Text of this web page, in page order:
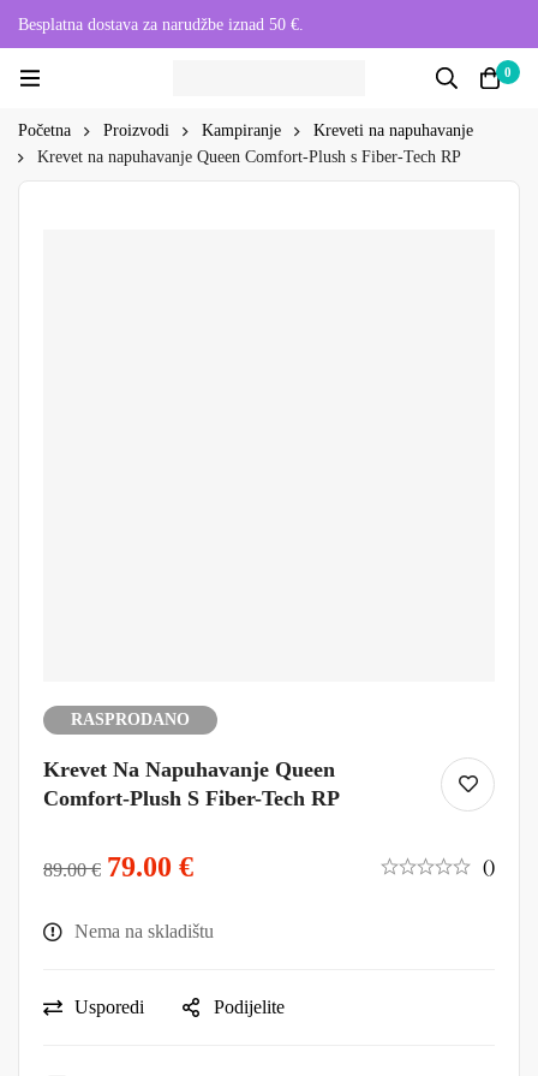
Besplatna dostava za narudžbe iznad 50 €.
0
Početna Proizvodi Kampiranje
Kreveti na napuhavanje
Krevet na napuhavanje Queen Comfort-Plush s Fiber-Tech RP
RASPRODANO
Krevet Na Napuhavanje Queen
Comfort-Plush S Fiber-Tech RP
89.00€ 79.00 € ()
Nema na skladištu
Usporedi Podijelite